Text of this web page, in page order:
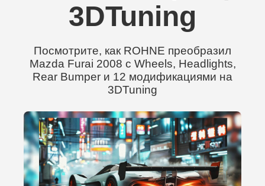
3DTuning
Посмотрите, как ROHNE преобразил
Mazda Furai 2008 с Wheels, Headlights,
Rear Bumper и 12 модификациями на
3DTuning